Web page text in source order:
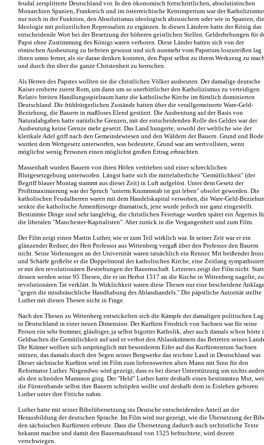
feudal zersplitterte Deutschland vor. In den ökonomisch fortschrittlichen, absolutistischen
Monarchien Spanien, Frankreich und im österreichische Kernimperium war der
nur noch in der Funktion, den Absolutismus ideologisch abzusichern oder wie in Spanien, die
Ideologie mit polizeilichen Repressalien zu ergänzen. In diesen Ländern hatte der König das
entscheidende Wort bei der Besetzung der höheren geistlichen Stellen. Gelderhebungen für
Papst ohne Zustimmung des Königs waren verboten. Diese Länder hatten sich von der
römischen Ausbeutung zu befreien gewusst und sich nunmehr vom Papsttum loszureißen lag
ihnen umso ferner, als sie daran denken konnten, den Papst selbst zu ihrem Werkzeug zu
und durch ihn über die ganze Christenheit zu herrschen.
Als Herren des Papstes wollten sie die christlichen Völker ausbeuten. Der damalige deutsche
Kaiser eroberte zuerst Rom, um dann um so unerbittlicher den Katholizismus zu verteidigen.
Relativ breiten Handlungsspielraum hatte die katholische Kirche im fürstlich dominierten
Deutschland. Die frühbürgerlichen Zustände hatten über die verallgemeinerte Ware-Geld-
Beziehung, die Bauern in maßloses Elend gestürzt. Die Ausbeutung auf der Basis von
Naturalabgaben hatte natürliche Grenzen, mit der entscheidenden Rolle des Geldes war der
Ausbeutung keine Grenze mehr gesetzt. Das Land hungerte, sowohl der weltliche wie der
klerikale Adel griff nach den Gemeindewiesen und den Wäldern der Bauern. Grund und
wurden dem Wertgesetz unterworfen, was bedeutete, Grund war am wertvollsten, wenn
möglichst wenig Personen einen möglichst großen Ertrag erbrachten.
Massenhaft wurden Bauern von ihren Höfen vertrieben und einer schrecklichen
Blutgesetzgebung unterworfen. Längst hatte sich die mittelalterliche "Gemütlichkeit" (der
Begriff blauer Montag stammt aus dieser Zeit) in Luft aufgelöst. Unter dem Gesetz der
Profitmaximierung war der Spruch "unterm Krummstab ist gut leben" obsolet geworden. Die
katholischen Feudalherren waren mit dem Handelskapital verwoben, die Ware-Geld-
senkte die katholische Armenfürsorge dramatisch, jene wurde jedoch nie ganz eingestellt.
Bestimmte Dinge sind sehr langlebig, die christlichen Feiertage wurden später ein Ärgernis
die liberalen "Manchester-Kapitalisten". Aber zurück in die Vergangenheit und zum Film.
Der Film zeigt einen Martin Luther, wie er zum Teil wirklich war. In seiner Zeit war er ein
glänzender Redner, der Herr Professor aus Wittenberg vergaß über den Professor den Bauern
nicht. Seine Vorlesungen an der Universität waren tatsächlich ein Renner. Mit beißender
und Schärfe geißelte er die Doppelmoral der katholischen Kirche, eine Zeitlang
er mit den revolutionären Bestrebungen der Bauernschaft. Letzteres zeigt der Film nicht. Statt
dessen werden seine 95 Thesen, die er im Herbst 1517 an die Kirche in Wittenberg nagelte,
revolutionären Tat verklärt. In Wirklichkeit waren diese Thesen nur eine bescheidene
"gegen die missbräuchliche Handhabung des Ablasshandels." Die päpstliche Autorität stellte
Luther mit diesen Thesen nicht in Frage.
Nach den Thesen zu Wittenberg entwickelten sich die Kämpfe der damaligen politischen
in Deutschland in einer neuen Dimension. Der Kurfürst Friedrich von Sachsen war für seine
Person ein sehr frommer, gläubiger, ja selbst bigotter Katholik, aber auch damals schon hörte
Geldsachen die Gemütlichkeit auf und er verbot den Ablasskrämern das Betreten seines
Die Krämer wollten sich ursprünglich mit besonderem Eifer auf das Kurfürstentum Sachsen
stürzen, das damals durch den Segen seiner Bergwerke das reichste Land in Deutschland war.
Dieser sächsische Kurfürst wird im Film zum liebenswerten alten Mann mit Sinn für den
Reformator Luther. Nirgendwo wird gezeigt, dass es bei dieser Unterstützung um nichts
als den schnöden Mammon ging. Der "Held" Luther hatte deshalb einen bestimmten Mut,
die Fürstenbande selbst ihre Bauern schröpfen wollte und deshalb dem in Eisleben geboren
Luther unter ihre Fittiche nahm.
Luther hatte mit seiner Bibelübersetzung ins Deutsche entscheidenden Anteil an der
Herausbildung der deutschen Sprache. Im Film wird nur gezeigt, wie die Übersetzung der
den sächsischen Kurfürsten erfreute. Dass die Übersetzung dadurch auch urchristliche Texte
bekannt machte und damit den Bauernaufstand von 1525 befruchtete, wird dezent
verschwiegen.